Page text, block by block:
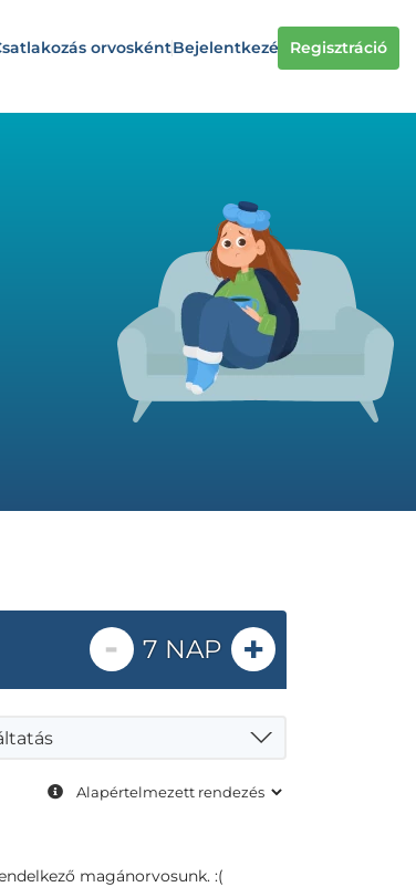
orvoskéntBejelentkezés Regisztráció
- 7 NAP +
magánorvosunk. :(